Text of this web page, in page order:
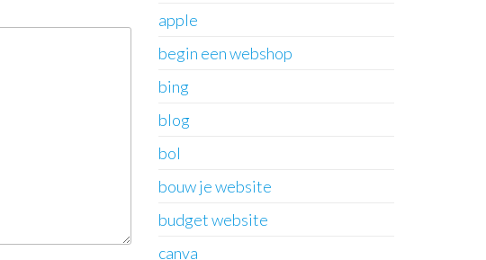
apple
begin een webshop
bing
blog
bol
bouw je website
budget website
canva